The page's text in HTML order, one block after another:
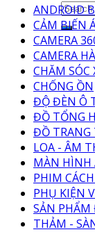
ANDROID
CẢM BIẾN
CAMERA
CAMERA
CHĂM SÓC
CHỐNG ỒN
ĐỘ ĐÈN Ô
ĐỒ TỔNG
ĐỒ TRANG
LOA - ÂM
MÀN HÌNH
PHIM
PHỤ KIỆN
SẢN
THẢM -